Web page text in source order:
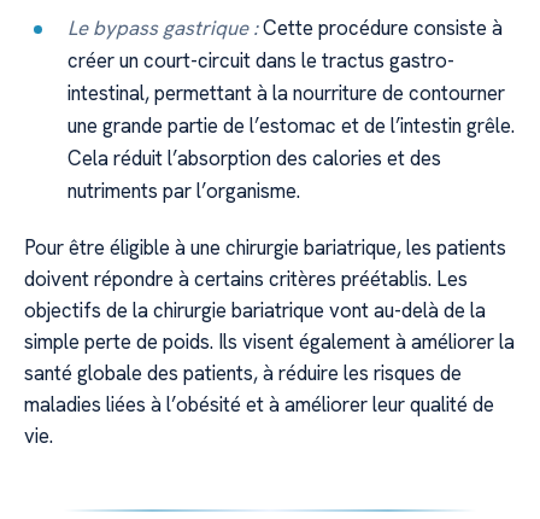
Le bypass gastrique :Cette procédure consiste à
créer un court-circuit dans le tractus gastro-
intestinal, permettant à la nourriture de contourner
une grande partie de l’estomac et de l’intestin grêle.
Cela réduit l’absorption des calories et des
nutriments par l’organisme.
Pour être éligible à une chirurgie bariatrique, les patients
doivent répondre à certains critères préétablis. Les
objectifs de la chirurgie bariatrique vont au-delà de la
simple perte de poids. Ils visent également à améliorer la
santé globale des patients, à réduire les risques de
maladies liées à l’obésité et à améliorer leur qualité de
vie.